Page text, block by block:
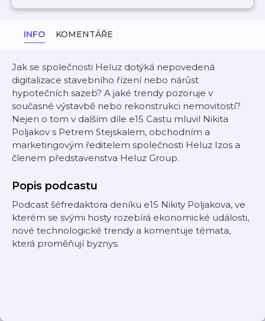
INFO KOMENTÁŘE
Jak se společnosti Heluz dotýká nepovedená
digitalizace stavebního řízení nebo nárůst
hypotečních sazeb? A jaké trendy pozoruje v
současné výstavbě nebo rekonstrukci nemovitostí?
Nejen o tom v dalším díle e15 Castu mluvil Nikita
Poljakov s Petrem Stejskalem, obchodním a
marketingovým ředitelem společnosti Heluz Izos a
členem představenstva Heluz Group.
Popis podcastu
Podcast šéfredaktora deníku e15 Nikity Poljakova, ve
kterém se svými hosty rozebírá ekonomické události,
nové technologické trendy a komentuje témata,
která proměňují byznys.